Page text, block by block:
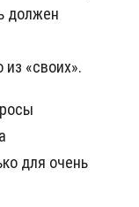
должен
«своих».
для очень